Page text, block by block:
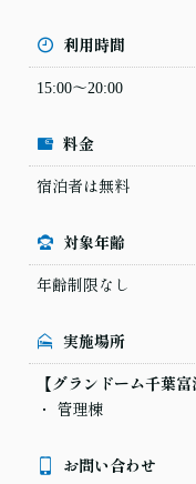
利用時間
15:00～20:00
料金
宿泊者は無料
対象年齢
年齢制限なし
実施場所
【グランドーム千葉
管理棟
お問い合わせ